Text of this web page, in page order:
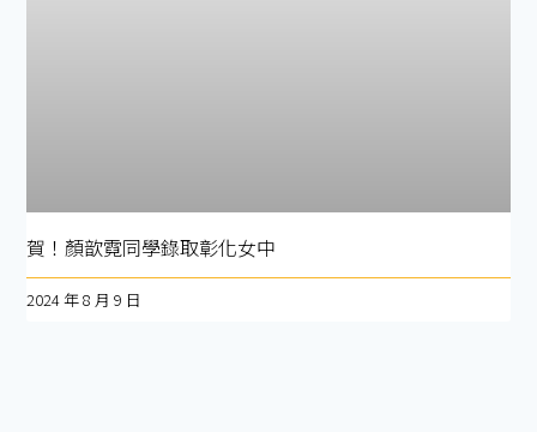
賀！顏歆霓同學錄取彰化女中
2024 年 8 月 9 日